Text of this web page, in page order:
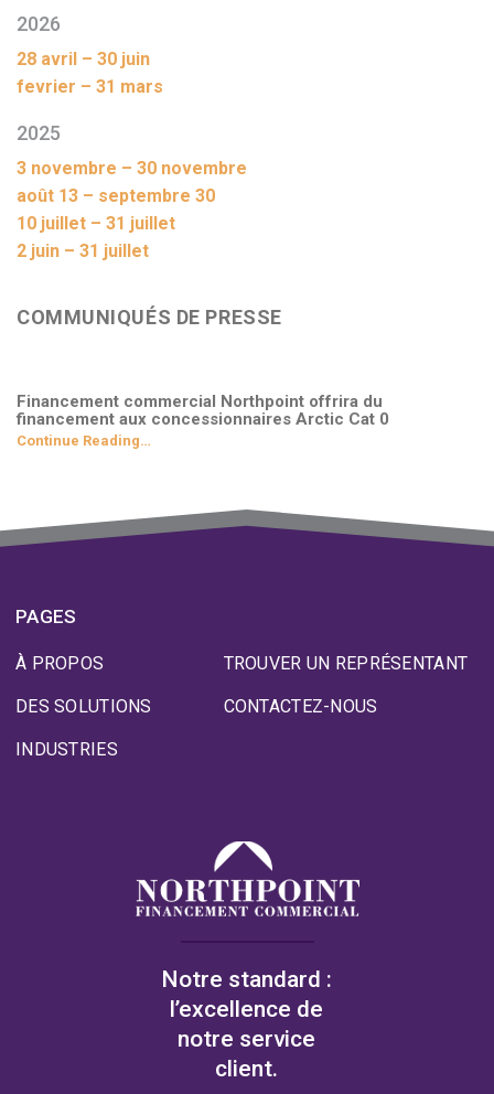
2026
28 avril – 30 juin
fevrier – 31 mars
2025
3 novembre – 30 novembre
août 13 – septembre 30
10 juillet – 31 juillet
2 juin – 31 juillet
COMMUNIQUÉS DE PRESSE
Financement commercial Northpoint offrira du
financement aux concessionnaires Arctic Cat 0
Continue Reading…
PAGES
À PROPOS
DES SOLUTIONS
INDUSTRIES
TROUVER UN REPRÉSENTANT
CONTACTEZ-NOUS
Notre standard :
l’excellence de
notre service
client.